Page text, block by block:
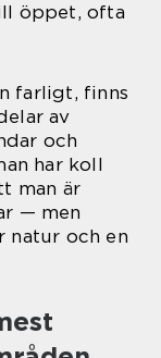
öppet, ofta
farligt, finns
av
och
har koll
man är
— men
natur och en